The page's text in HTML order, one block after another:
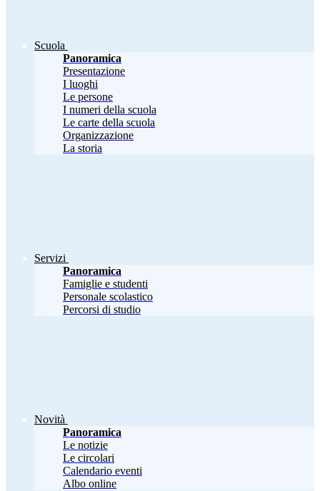
Scuola
Panoramica
Presentazione
I luoghi
Le persone
I numeri della scuola
Le carte della scuola
Organizzazione
La storia
Servizi
Panoramica
Famiglie e studenti
Personale scolastico
Percorsi di studio
Novità
Panoramica
Le notizie
Le circolari
Calendario eventi
Albo online